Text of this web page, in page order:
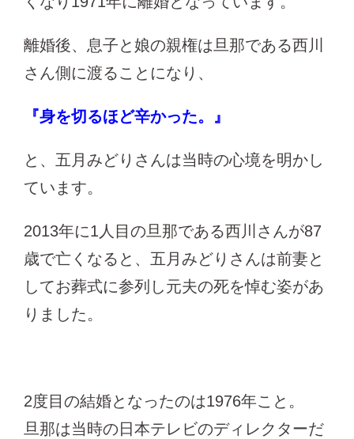
離婚後、息子と娘の親権は旦那である西川
さん側に渡ることになり、
『身を切るほど辛かった。』
と、五月みどりさんは当時の心境を明かし
ています。
2013年に1人目の旦那である西川さんが87
歳で亡くなると、五月みどりさんは前妻と
してお葬式に参列し元夫の死を悼む姿があ
りました。
2度目の結婚となったのは1976年こと。
旦那は当時の日本テレビのディレクターだ